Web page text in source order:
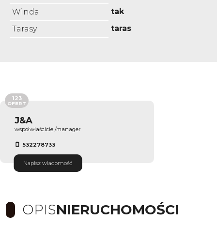
Winda
tak
Tarasy
taras
J&A
wspołwłaściciel/manager
532278733
Napisz wiadomość
123
OFERT
OPISNIERUCHOMOŚCI